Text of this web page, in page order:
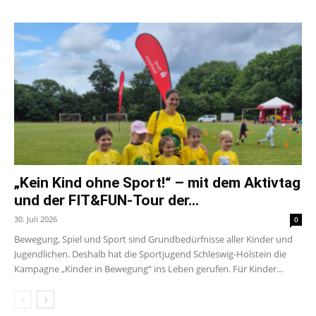
„Kein Kind ohne Sport!“ – mit dem Aktivtag
und der FIT&FUN-Tour der...
30. Juli 2026 0
Bewegung, Spiel und Sport sind Grundbedürfnisse aller Kinder und
Jugendlichen. Deshalb hat die Sportjugend Schleswig-Holstein die
Kampagne „Kinder in Bewegung“ ins Leben gerufen. Für Kinder...